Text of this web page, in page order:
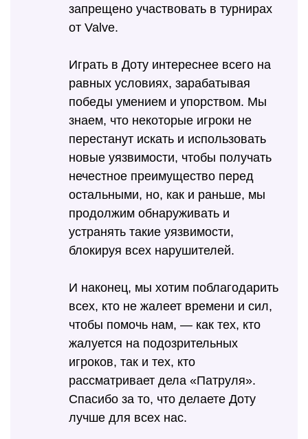
запрещено участвовать в турнирах
от Valve.
Играть в Доту интереснее всего на
равных условиях, зарабатывая
победы умением и упорством. Мы
знаем, что некоторые игроки не
перестанут искать и использовать
новые уязвимости, чтобы получать
нечестное преимущество перед
остальными, но, как и раньше, мы
продолжим обнаруживать и
устранять такие уязвимости,
блокируя всех нарушителей.
И наконец, мы хотим поблагодарить
всех, кто не жалеет времени и сил,
чтобы помочь нам, — как тех, кто
жалуется на подозрительных
игроков, так и тех, кто
рассматривает дела «Патруля».
Спасибо за то, что делаете Доту
лучше для всех нас.